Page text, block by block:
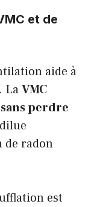
et de
aide à
LaVMC
perdre
de radon
est